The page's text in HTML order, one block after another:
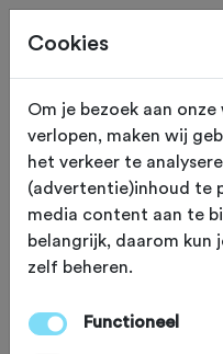
Deze tocht heeft reeds
WOENSDAG 15 JUL
Cookies
Om je bezoek aan
verlopen, maken wij
het verkeer te
(advertentie)inhoud te
media content aan te
belangrijk, daarom kun
zelf beheren.
Functioneel